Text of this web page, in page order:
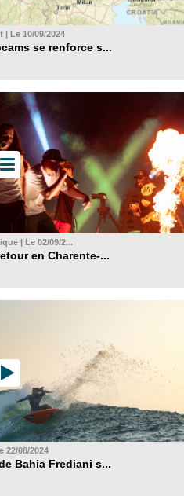
| Le 10/09/2024
se renforce s...
| Le 02/09/2...
en Charente-...
22/08/2024
Bahia Frediani s...